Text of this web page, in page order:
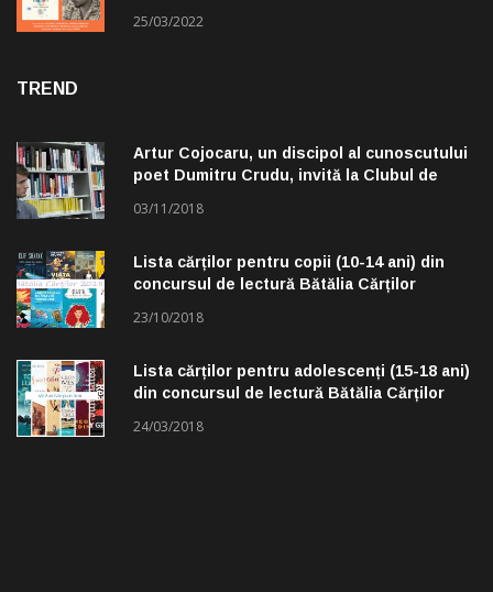
25/03/2022
TREND
Artur Cojocaru, un discipol al cunoscutului
poet Dumitru Crudu, invită la Clubul de
03/11/2018
Lista cărților pentru copii (10-14 ani) din
concursul de lectură Bătălia Cărților
23/10/2018
Lista cărților pentru adolescenți (15-18 ani)
din concursul de lectură Bătălia Cărților
24/03/2018